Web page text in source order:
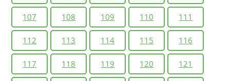
107 108 109 110 111
112 113 114 115 116
117 118 119 120 121